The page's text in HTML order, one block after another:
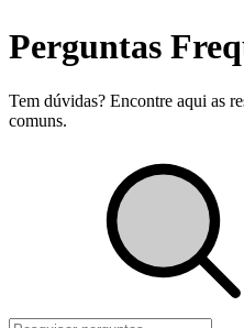
Perguntas
Tem dúvidas? Encontre aqui as
comuns.